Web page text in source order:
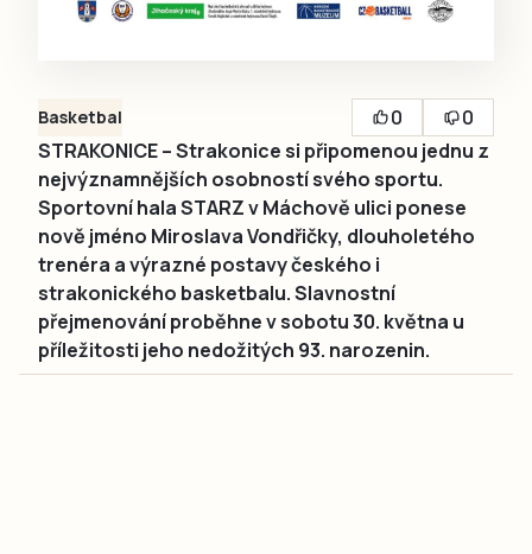
Basketbal 0
0
STRAKONICE – Strakonice si připomenou jednu z
nejvýznamnějších osobností svého sportu.
Sportovní hala STARZ v Máchově ulici ponese
nově jméno Miroslava Vondřičky, dlouholetého
trenéra a výrazné postavy českého i
strakonického basketbalu. Slavnostní
přejmenování proběhne v sobotu 30. května u
příležitosti jeho nedožitých 93. narozenin.